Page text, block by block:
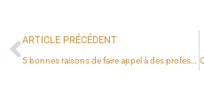
ARTICLE PRÉCÉDENT